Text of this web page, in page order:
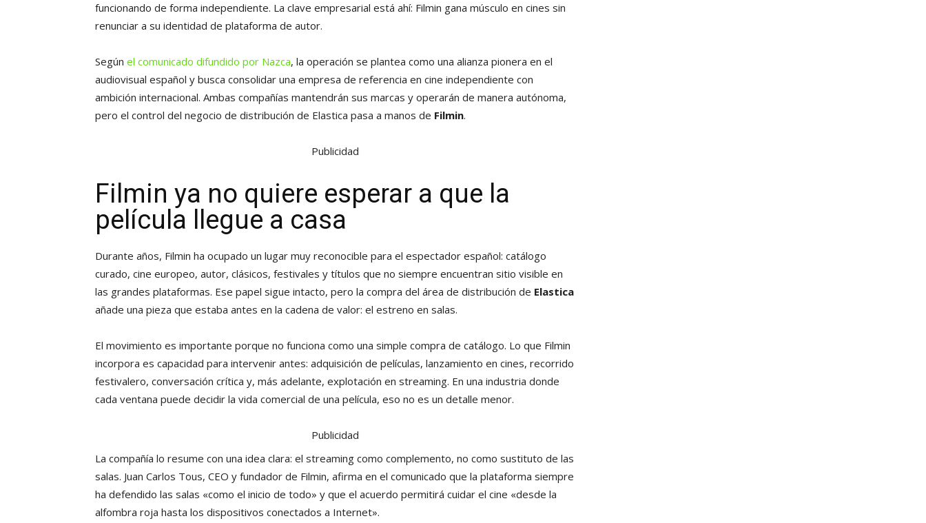
funcionando de forma independiente. La clave empresarial está ahí: Filmin gana músculo en cines sin
renunciar a su identidad de plataforma de autor.
Según el comunicado difundido por Nazca, la operación se plantea como una alianza pionera en el
audiovisual español y busca consolidar una empresa de referencia en cine independiente con
ambición internacional. Ambas compañías mantendrán sus marcas y operarán de manera autónoma,
pero el control del negocio de distribución de Elastica pasa a manos de Filmin.
Publicidad
Filmin ya no quiere esperar a que la
película llegue a casa
Durante años, Filmin ha ocupado un lugar muy reconocible para el espectador español: catálogo
curado, cine europeo, autor, clásicos, festivales y títulos que no siempre encuentran sitio visible en
las grandes plataformas. Ese papel sigue intacto, pero la compra del área de distribución de Elastica
añade una pieza que estaba antes en la cadena de valor: el estreno en salas.
El movimiento es importante porque no funciona como una simple compra de catálogo. Lo que Filmin
incorpora es capacidad para intervenir antes: adquisición de películas, lanzamiento en cines, recorrido
festivalero, conversación crítica y, más adelante, explotación en streaming. En una industria donde
cada ventana puede decidir la vida comercial de una película, eso no es un detalle menor.
Publicidad
La compañía lo resume con una idea clara: el streaming como complemento, no como sustituto de las
salas. Juan Carlos Tous, CEO y fundador de Filmin, afirma en el comunicado que la plataforma siempre
ha defendido las salas «como el inicio de todo» y que el acuerdo permitirá cuidar el cine «desde la
alfombra roja hasta los dispositivos conectados a Internet».